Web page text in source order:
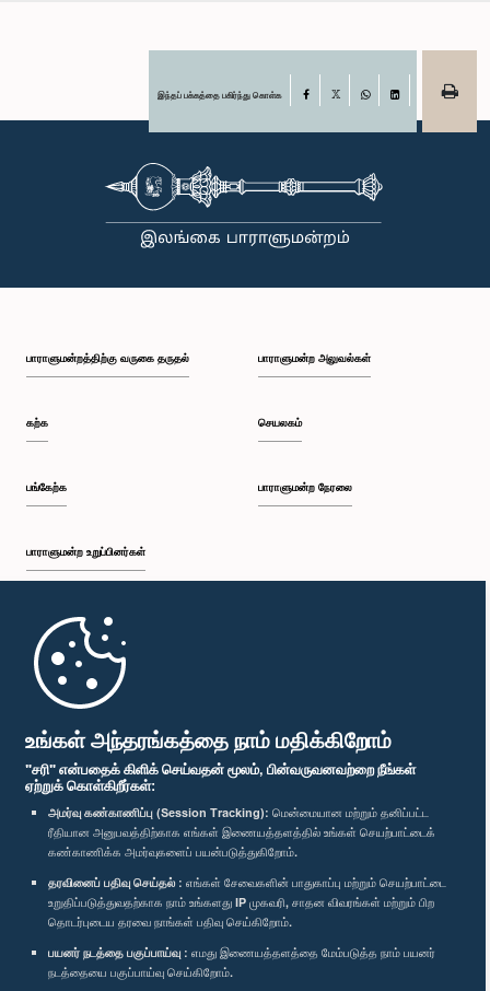
உங்கள் அந்தரங்கத்தை நாம் மதிக்கிறோம்
"சரி" என்பதைக் கிளிக் செய்வதன் மூலம், பின்வருவனவற்றை நீங்கள்
ஏற்றுக் கொள்கிறீர்கள்:
அமர்வு கண்காணிப்பு (Session Tracking): மென்மையான மற்றும் தனிப்பட்ட
ரீதியான அனுபவத்திற்காக எங்கள் இணையத்தளத்தில் உங்கள் செயற்பாட்டைக்
கண்காணிக்க அமர்வுகளைப் பயன்படுத்துகிறோம்.
தரவினைப் பதிவு செய்தல் : எங்கள் சேவைகளின் பாதுகாப்பு மற்றும் செயற்பாட்டை
உறுதிப்படுத்துவதற்காக நாம் உங்களது IP முகவரி, சாதன விவரங்கள் மற்றும் பிற
தொடர்புடைய தரவை நாங்கள் பதிவு செய்கிறோம்.
பயனர் நடத்தை பகுப்பாய்வு : எமது இணையத்தளத்தை மேம்படுத்த நாம் பயனர்
நடத்தையை பகுப்பாய்வு செய்கிறோம்.
இந்தப் பக்கத்தை பகிர்ந்து கொள்க Facebook
பாராளுமன்றத்திற்கு வருகை தருதல்
கற்க
பங்கேற்க
பாராளுமன்ற உறுப்பினர்கள்
முதற்பக்கம்
பாராளுமன்ற அலுவல்கள்
செயலகம்
பாராளுமன்ற நேரலை
பாராளுமன்ற கையடக்க செயலி
எம்மை பின்தொடர்க :
விருதுகள்
தனியுரிமைக் கொள்கை